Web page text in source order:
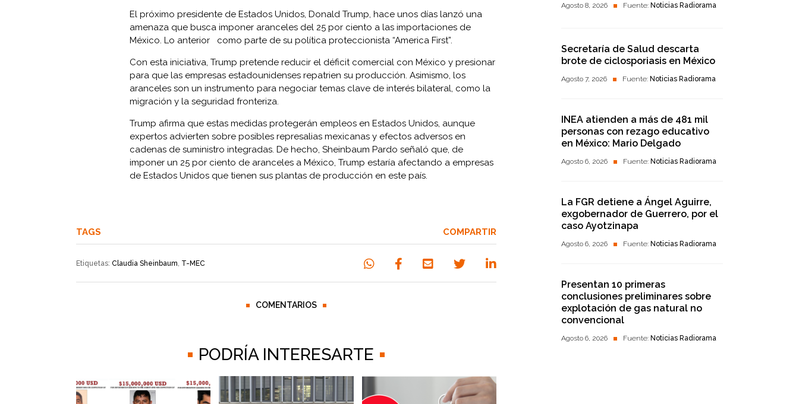
El próximo presidente de Estados Unidos, Donald Trump, hace unos días lanzó una
amenaza que busca imponer aranceles del 25 por ciento a las importaciones de
México. Lo anterior como parte de su política proteccionista “America First”.
Con esta iniciativa, Trump pretende reducir el déficit comercial con México y presionar
para que las empresas estadounidenses repatrien su producción. Asimismo, los
aranceles son un instrumento para negociar temas clave de interés bilateral, como la
migración y la seguridad fronteriza.
Trump afirma que estas medidas protegerán empleos en Estados Unidos, aunque
expertos advierten sobre posibles represalias mexicanas y efectos adversos en
cadenas de suministro integradas. De hecho, Sheinbaum Pardo señaló que, de
imponer un 25 por ciento de aranceles a México, Trump estaría afectando a empresas
de Estados Unidos que tienen sus plantas de producción en este país.
TAGS
Etiquetas: Claudia Sheinbaum, T-MEC
COMPARTIR
COMENTARIOS
PODRÍA INTERESARTE
Agosto 8, 2026 Fuente: Noticias Radiorama
Secretaría de Salud descarta
brote de ciclosporiasis en México
Agosto 7, 2026 Fuente: Noticias Radiorama
INEA atienden a más de 481 mil
personas con rezago educativo
en México: Mario Delgado
Agosto 6, 2026 Fuente: Noticias Radiorama
La FGR detiene a Ángel Aguirre,
exgobernador de Guerrero, por el
caso Ayotzinapa
Agosto 6, 2026 Fuente: Noticias Radiorama
Presentan 10 primeras
conclusiones preliminares sobre
explotación de gas natural no
convencional
Agosto 6, 2026 Fuente: Noticias Radiorama